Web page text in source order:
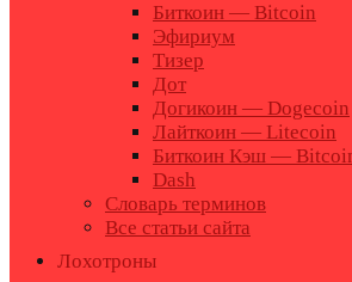
Биткоин — Bitcoin
Эфириум
Тизер
Дот
Догикоин — Dogecoin
Лайткоин — Litecoin
Биткоин Кэш —
Dash
Словарь терминов
Все статьи сайта
Лохотроны